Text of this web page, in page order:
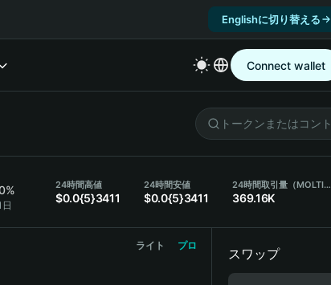
Englishに切り替える
Connect wallet
日
24時間高値
$0.0{5}3411
24時間安値
$0.0{5}3411
24時間取引量（MOLTING）
369.16K
ライト プロ
スワップ